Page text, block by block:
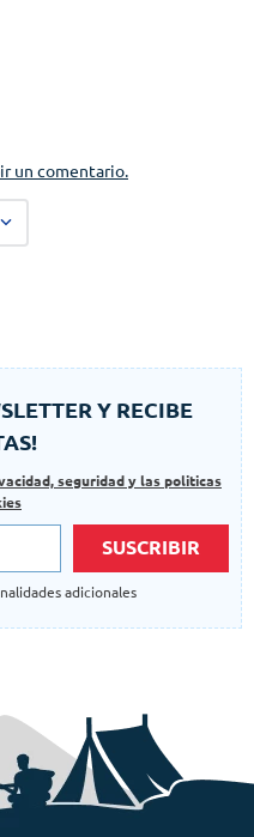
un comentario.
Y RECIBE
seguridad y las politicas
SUSCRIBIR
adicionales